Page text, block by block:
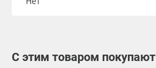
С этим товаром покупают